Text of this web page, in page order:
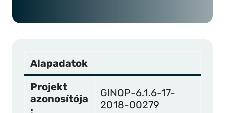
Alapadatok
Projekt
azonosítója
GINOP-6.1.6-17-
2018-00279